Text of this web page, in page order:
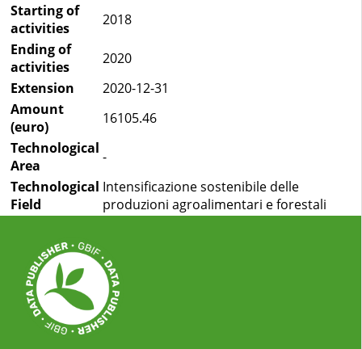
Starting of
activities
2018
Ending of
activities
2020
Extension
2020-12-31
Amount
(euro)
16105.46
Technological
Area
-
Technological
Field
Intensificazione sostenibile delle
produzioni agroalimentari e forestali